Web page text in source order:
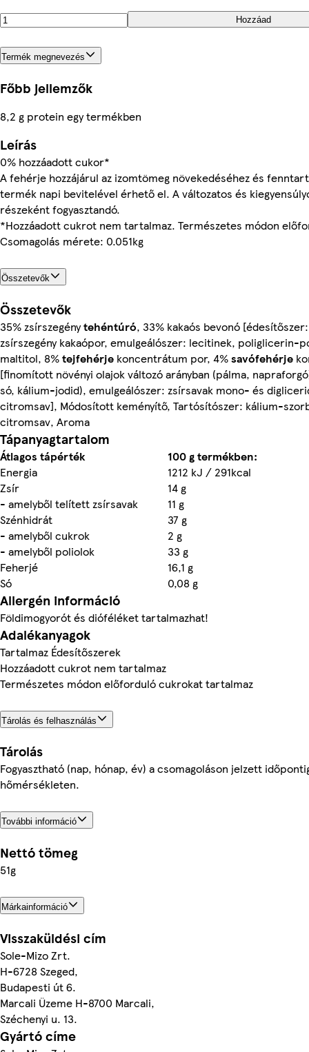
Hozzáad
Termék megnevezés
Főbb jellemzők
8,2 g protein egy termékben
Leírás
0% hozzáadott cukor*
A fehérje hozzájárul az izomtömeg növekedéséhez és
termék napi bevitelével érhető el. A változatos és
részeként fogyasztandó.
*Hozzáadott cukrot nem tartalmaz. Természetes módon
Csomagolás mérete: 0.051kg
Összetevők
Összetevők
35% zsírszegénytehéntúró, 33% kakaós bevonó
zsírszegény kakaópor, emulgeálószer: lecitinek, poliglicerin-
maltitol, 8%tejfehérje koncentrátum por, 4%savófehérje
[finomított növényi olajok változó arányban (pálma,
só, kálium-jodid), emulgeálószer: zsírsavak mono- és
citromsav], Módosított keményítő, Tartósítószer: kálium-
citromsav, Aroma
Tápanyagtartalom
Átlagos tápérték
100 g termékben:
Energia
1212 kJ / 291kcal
Zsír
14 g
- amelyből telített zsírsavak
11 g
Szénhidrát
37 g
- amelyből cukrok
2 g
- amelyből poliolok
33 g
Feherjé
16,1 g
Só
0,08 g
Allergén információ
Földimogyorót és dióféléket tartalmazhat!
Adalékanyagok
Tartalmaz Édesítőszerek
Hozzáadott cukrot nem tartalmaz
Természetes módon előforduló cukrokat tartalmaz
Tárolás és felhasználás
Tárolás
Fogyasztható (nap, hónap, év) a csomagoláson jelzett
hőmérsékleten.
További információ
Nettó tömeg
51g
Márkainformáció
Visszaküldési cím
Sole-Mizo Zrt.
H-6728 Szeged,
Budapesti út 6.
Marcali Üzeme H-8700 Marcali,
Széchenyi u. 13.
Gyártó címe